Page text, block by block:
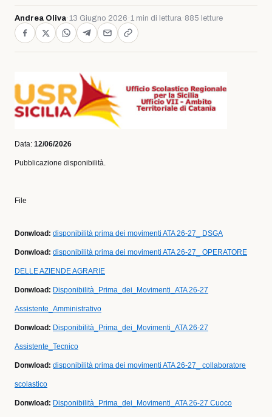
Andrea Oliva·13 Giugno 2026 ·1 min di lettura· 885 letture
Data: 12/06/2026
Pubblicazione disponibilità.
File
Donwload: disponibilità prima dei movimenti ATA 26-27_ DSGA
Donwload: disponibilità prima dei movimenti ATA 26-27_ OPERATORE
DELLE AZIENDE AGRARIE
Donwload: Disponibilità_Prima_dei_Movimenti_ATA 26-27
Assistente_Amministrativo
Donwload: Disponibilità_Prima_dei_Movimenti_ATA 26-27
Assistente_Tecnico
Donwload: disponibilità prima dei movimenti ATA 26-27_ collaboratore
scolastico
Donwload: Disponibilità_Prima_dei_Movimenti_ATA 26-27 Cuoco